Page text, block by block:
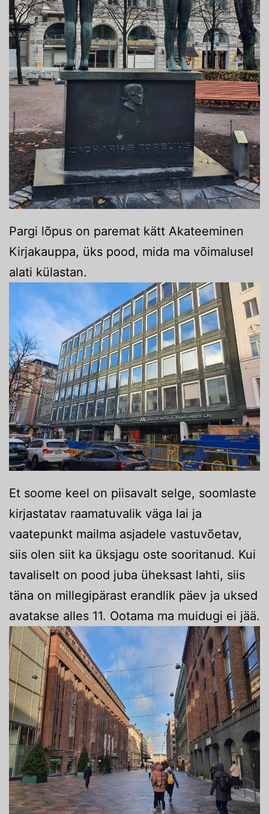
Pargi lõpus on paremat kätt Akateeminen
Kirjakauppa, üks pood, mida ma võimalusel
alati külastan.
Et soome keel on piisavalt selge, soomlaste
kirjastatav raamatuvalik väga lai ja
vaatepunkt mailma asjadele vastuvõetav,
siis olen siit ka üksjagu oste sooritanud. Kui
tavaliselt on pood juba üheksast lahti, siis
täna on millegipärast erandlik päev ja uksed
avatakse alles 11. Ootama ma muidugi ei jää.